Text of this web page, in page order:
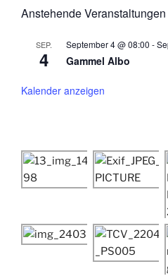
Anstehende Veranstaltungen
SEP.
4
September 4 @ 08:00 -
Gammel Albo
Kalender anzeigen